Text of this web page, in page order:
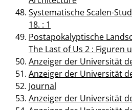
Systematische Scalen-
18. : 1
Postapokalyptische
The Last of Us 2 : Figuren
Anzeiger der Universität
Anzeiger der Universität
Journal
Anzeiger der Universität